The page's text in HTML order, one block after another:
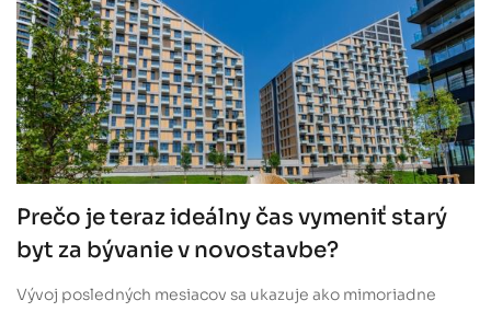
Prečo je teraz ideálny čas vymeniť starý
byt za bývanie v novostavbe?
Vývoj posledných mesiacov sa ukazuje ako mimoriadne